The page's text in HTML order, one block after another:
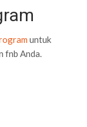
untuk
fnb Anda.